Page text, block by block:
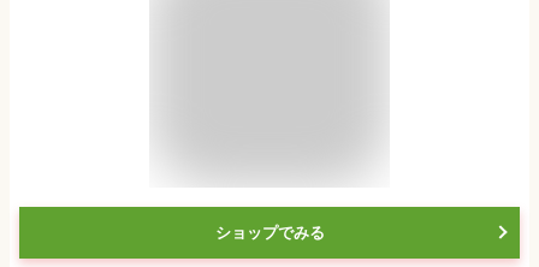
ショップでみる